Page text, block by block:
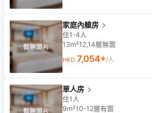
家庭內艙房
住1-4人
13m²12,14層無窗
HKD 7,054+/人
單人房
住1人
9m²10-12層有窗